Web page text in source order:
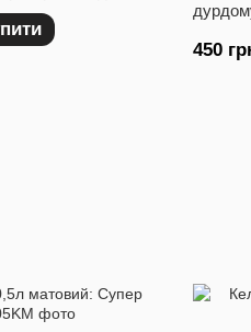
450